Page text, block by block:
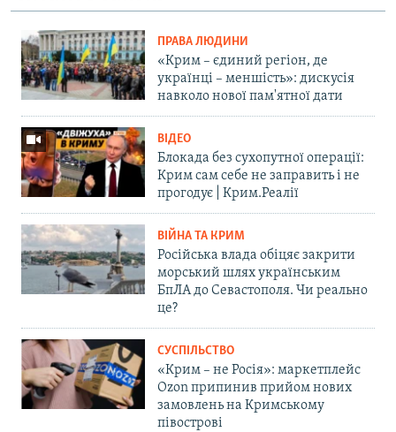
ПРАВА ЛЮДИНИ
«Крим – єдиний регіон, де
українці – меншість»: дискусія
навколо нової пам'ятної дати
ВІДЕО
Блокада без сухопутної операції:
Крим сам себе не заправить і не
прогодує | Крим.Реалії
ВІЙНА ТА КРИМ
Російська влада обіцяє закрити
морський шлях українським
БпЛА до Севастополя. Чи реально
це?
СУСПІЛЬСТВО
«Крим – не Росія»: маркетплейс
Ozon припинив прийом нових
замовлень на Кримському
півострові